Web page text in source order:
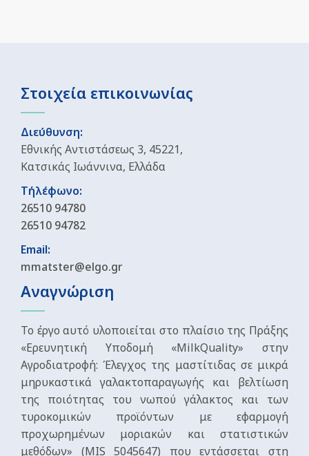
Στοιχεία επικοινωνίας
Διεύθυνση:
Εθνικής Αντιστάσεως 3, 45221,
Κατσικάς Ιωάννινα, Ελλάδα
Τήλέφωνο:
26510 94780
26510 94782
Email:
mmatster@elgo.gr
Αναγνώριση
Το έργο αυτό υλοποιείται στο πλαίσιο της Πράξης
«Ερευνητική Υποδομή «MilkQuality» στην
Αγροδιατροφή: Έλεγχος της μαστίτιδας σε μικρά
μηρυκαστικά γαλακτοπαραγωγής και βελτίωση
της ποιότητας του νωπού γάλακτος και των
τυροκομικών προϊόντων με εφαρμογή
προχωρημένων μοριακών και στατιστικών
μεθόδων» (MIS 5045647) που εντάσσεται στη